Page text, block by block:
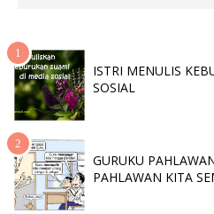
ISTRI MENULIS
SOSIAL
GURUKU
PAHLAWAN KITA